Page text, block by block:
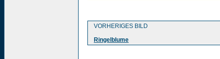
VORHERIGES BILD
Ringelblume